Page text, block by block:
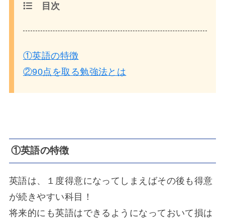
目次
①英語の特徴
②90点を取る勉強法とは
①英語の特徴
英語は、１度得意になってしまえばその後も得意
が続きやすい科目！
将来的にも英語はできるようになっておいて損は